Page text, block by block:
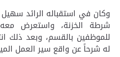
وكان في استقباله الرائد
شرطة الخزنة، واستعرض
للموظفين بالقسم، وبعد ذلك
له شرحاً عن واقع سير العمل